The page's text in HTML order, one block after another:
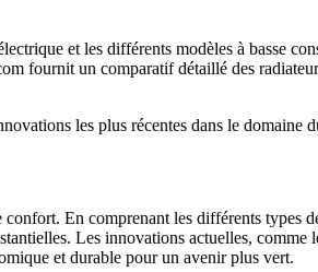
et les différents modèles à basse
fournit un comparatif détaillé des
les plus récentes dans le domaine
En comprenant les différents types
Les innovations actuelles,
et durable pour un avenir plus vert.